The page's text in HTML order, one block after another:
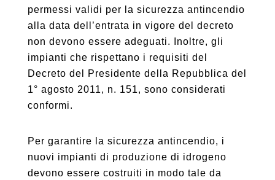
permessi validi per la sicurezza antincendio
alla data dell’entrata in vigore del decreto
non devono essere adeguati. Inoltre, gli
impianti che rispettano i requisiti del
Decreto del Presidente della Repubblica del
1° agosto 2011, n. 151, sono considerati
conformi.
Per garantire la sicurezza antincendio, i
nuovi impianti di produzione di idrogeno
devono essere costruiti in modo tale da